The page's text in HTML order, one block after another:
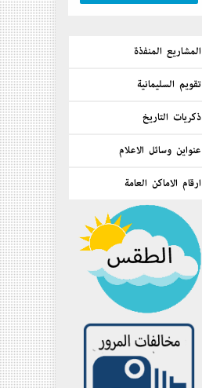
المشاريع المنفذة
تقويم السليمانية
ذكريات التاريخ
عنواين وسائل الاعلام
ارقام الاماكن العامة